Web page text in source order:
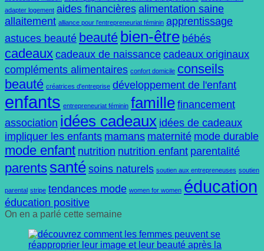
adapter logement aides financières alimentation saine
allaitement alliance pour l'entrepreneuriat féminin apprentissage
astuces beauté beauté bien-être bébés
cadeaux cadeaux de naissance cadeaux originaux
compléments alimentaires confort domicile conseils
beauté créatrices d'entreprise développement de l'enfant
enfants entrepreneuriat féminin famille financement
association idées cadeaux idées de cadeaux
impliquer les enfants mamans maternité mode durable
mode enfant nutrition nutrition enfant parentalité
parents santé soins naturels soutien aux entrepreneuses soutien
parental stripe tendances mode women for women éducation
éducation positive
On en a parlé cette semaine